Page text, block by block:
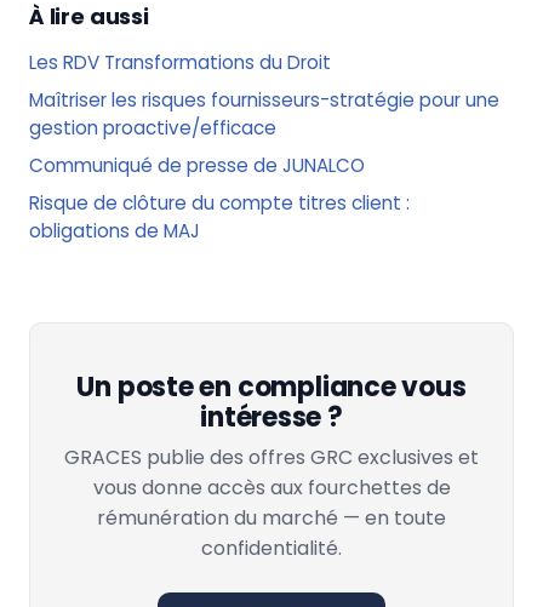
À lire aussi
Les RDV Transformations du Droit
Maîtriser les risques fournisseurs-stratégie pour une
gestion proactive/efficace
Communiqué de presse de JUNALCO
Risque de clôture du compte titres client :
obligations de MAJ
Un poste en compliance vous
intéresse ?
GRACES publie des offres GRC exclusives et
vous donne accès aux fourchettes de
rémunération du marché — en toute
confidentialité.